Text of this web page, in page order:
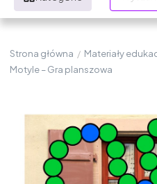
Strona główna / Materiały
Motyle – Gra planszowa